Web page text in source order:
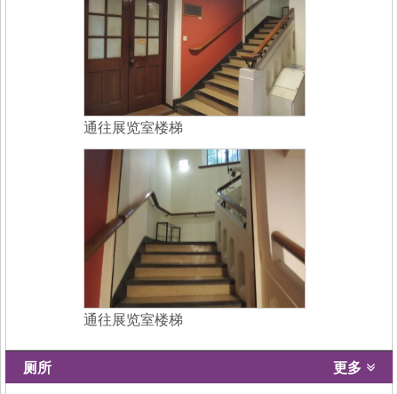
通往展览室楼梯
通往展览室楼梯
厕所 更多